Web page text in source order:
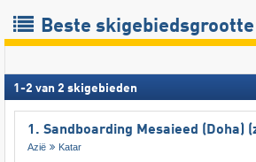
Beste
1 -2 van 2 skigebieden
1. Sandboarding Mesaieed (Doha)
Azië Katar